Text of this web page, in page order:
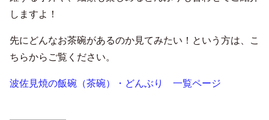
しますよ！
先にどんなお茶碗があるのか見てみたい！という方は、こ
ちらからご覧ください。
波佐見焼の飯碗（茶碗）・どんぶり 一覧ページ